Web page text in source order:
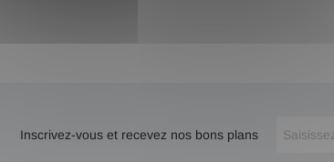
Inscrivez-vous et recevez nos bons plans